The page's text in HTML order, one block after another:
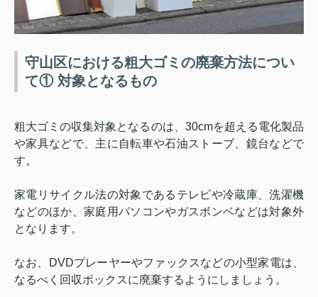
守山区における粗大ゴミの廃棄方法につい
て① 対象となるもの
粗大ゴミの収集対象となるのは、 30cmを超える電化製品
や家具などで、主に自転車や石油ストーブ、鏡台などで
す。
家電リサイクル法の対象であるテレビや冷蔵庫、洗濯機
などのほか、家庭用パソコンやガスボンベなどは対象外
となります。
なお、 DVDプレーヤーやファックスなどの小型家電は、
なるべく回収ボックスに廃棄するようにしましょう。